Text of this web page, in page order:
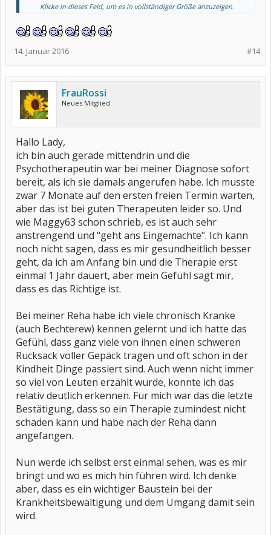
Woher soll der Rheumatologe wissen, welcher Therapeut zu dir
Da die Meisten vermutlich eh keine Termine haben, reduziert sich
die Auswahl schnell ....
Klicke in dieses Feld, um es in vollständiger Größe anzuzeigen.
#14
14. Januar 2016
FrauRossi
Neues Mitglied
Hallo Lady,
ich bin auch gerade mittendrin und die
Psychotherapeutin war bei meiner Diagnose sofort
bereit, als ich sie damals angerufen habe. Ich musste
zwar 7 Monate auf den ersten freien Termin warten,
aber das ist bei guten Therapeuten leider so. Und
wie Maggy63 schon schrieb, es ist auch sehr
anstrengend und "geht ans Eingemachte". Ich kann
noch nicht sagen, dass es mir gesundheitlich besser
geht, da ich am Anfang bin und die Therapie erst
einmal 1 Jahr dauert, aber mein Gefühl sagt mir,
dass es das Richtige ist.
Bei meiner Reha habe ich viele chronisch Kranke
(auch Bechterew) kennen gelernt und ich hatte das
Gefühl, dass ganz viele von ihnen einen schweren
Rucksack voller Gepäck tragen und oft schon in der
Kindheit Dinge passiert sind. Auch wenn nicht immer
so viel von Leuten erzählt wurde, konnte ich das
relativ deutlich erkennen. Für mich war das die letzte
Bestätigung, dass so ein Therapie zumindest nicht
schaden kann und habe nach der Reha dann
angefangen.
Nun werde ich selbst erst einmal sehen, was es mir
bringt und wo es mich hin führen wird. Ich denke
aber, dass es ein wichtiger Baustein bei der
Krankheitsbewältigung und dem Umgang damit sein
wird.